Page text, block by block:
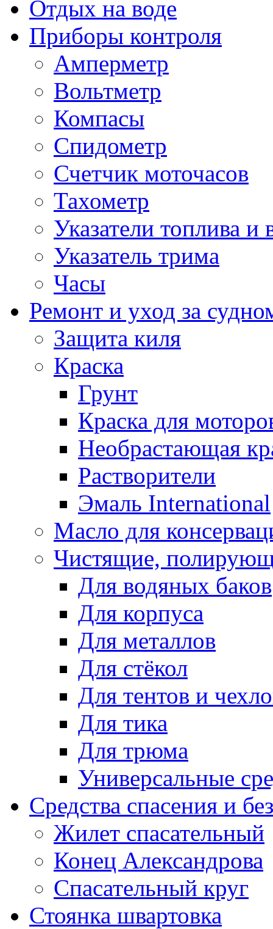
Отдых на воде
Приборы контроля
Амперметр
Вольтметр
Компасы
Спидометр
Счетчик моточасов
Тахометр
Указатели топлива и
Указатель трима
Часы
Ремонт и уход за
Защита киля
Краска
Грунт
Краска для
Необрастающая
Растворители
Эмаль International
Масло для
Чистящие,
Для водяных баков
Для корпуса
Для металлов
Для стёкол
Для тентов и
Для тика
Для трюма
Универсальные
Средства спасения и
Жилет спасательный
Конец Александрова
Спасательный круг
Стоянка швартовка